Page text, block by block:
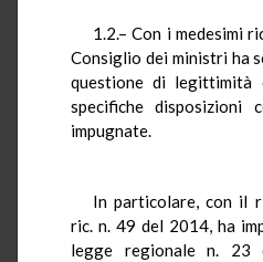
1.2.– Con i medesimi
Consiglio dei ministri ha
questione di legittimità
specifiche disposizioni
impugnate.
In particolare, con il
ric. n. 49 del 2014, ha
legge regionale n.